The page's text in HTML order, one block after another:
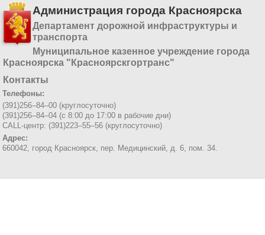
Администрация города Красноярска
Департамент дорожной инфраструктуры и
транспорта
Муниципальное казенное учреждение города
Красноярска "Красноярскгортранс"
Контакты
Телефоны:
(391)256–84–00 (круглосуточно)
(391)256–84–04 (с 8:00 до 17:00 в рабочие дни)
CALL-центр: (391)223–55–56 (круглосуточно)
Адрес:
660042, город Красноярск, пер. Медицинский, д. 6, пом. 34.